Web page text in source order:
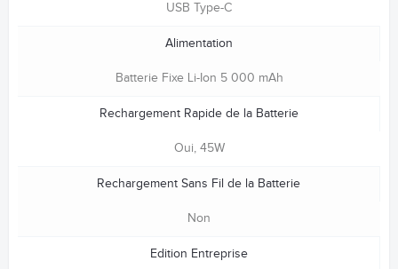
USB Type-C
Alimentation
Batterie Fixe Li-Ion 5 000 mAh
Rechargement Rapide de la Batterie
Oui, 45W
Rechargement Sans Fil de la Batterie
Non
Edition Entreprise